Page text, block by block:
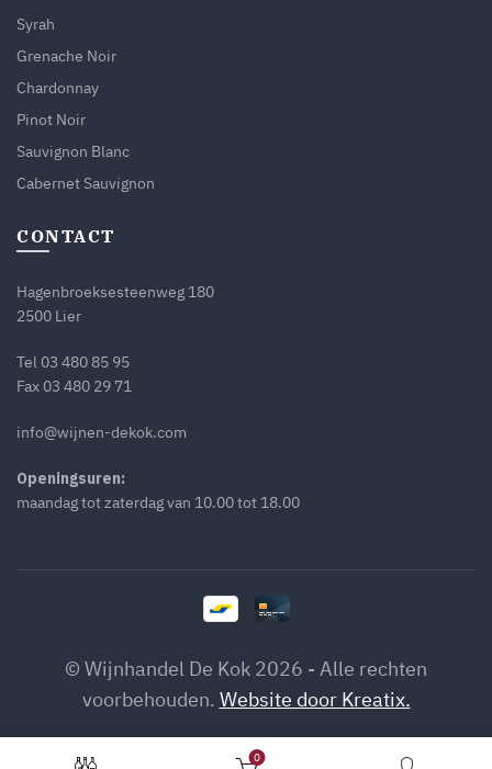
Syrah
Grenache Noir
Chardonnay
Pinot Noir
Sauvignon Blanc
Cabernet Sauvignon
CONTACT
Hagenbroeksesteenweg 180
2500 Lier
Tel 03 480 85 95
Fax 03 480 29 71
info@wijnen-dekok.com
Openingsuren:
maandag tot zaterdag van 10.00 tot 18.00
© Wijnhandel De Kok 2026 - Alle rechten
voorbehouden. Website door Kreatix.
0
Château Lafon-Rochet 2023 aantal